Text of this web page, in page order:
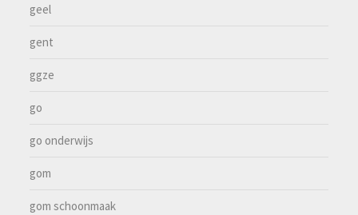
geel
gent
ggze
go
go onderwijs
gom
gom schoonmaak